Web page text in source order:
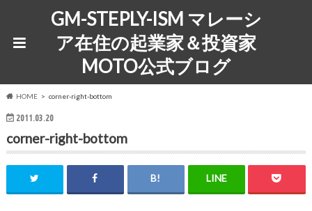
GM-STEPLY-ISM マレーシ
ア在住の起業家＆投資家
MOTO公式ブログ
HOME corner-right-bottom
2011.03.20
corner-right-bottom